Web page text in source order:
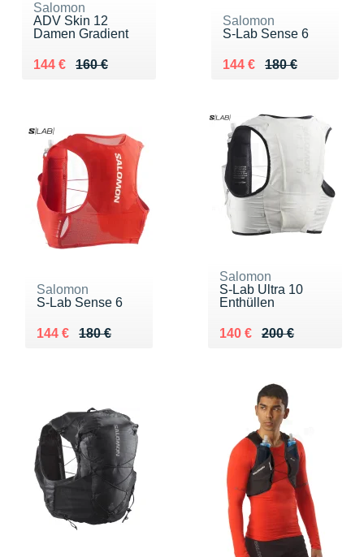
Salomon
ADV Skin 12
Damen Gradient
160 €
Au lieu de 160 €
144 €
Vendu 144 €
Salomon
S-Lab Sense 6
180 €
Au lieu de 180 €
144 €
Vendu 144 €
Salomon
S-Lab Sense 6
180 €
Au lieu de 180 €
144 €
Vendu 144 €
Salomon
S-Lab Ultra 10
Enthüllen
200 €
Au lieu de 200 €
140 €
Vendu 140 €